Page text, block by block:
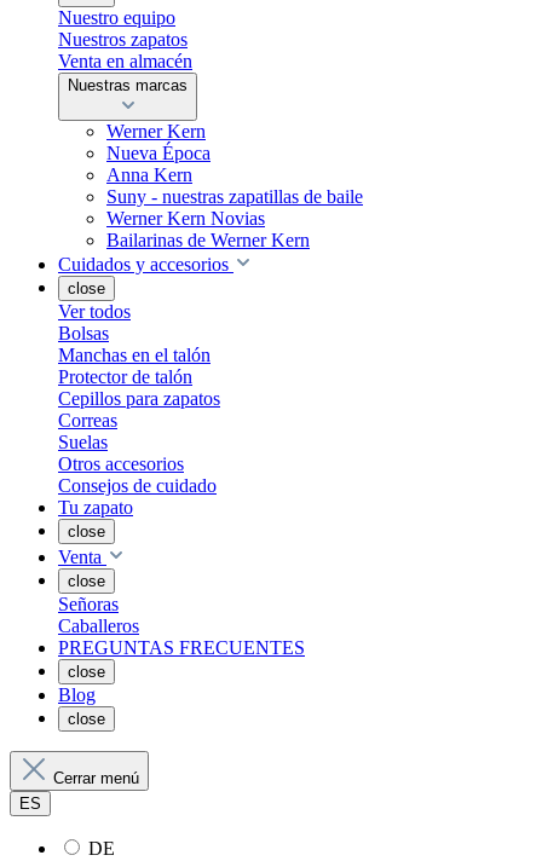
Nuestro equipo
Nuestros zapatos
Venta en almacén
Nuestras marcas
Werner Kern
Nueva Época
Anna Kern
Suny - nuestras zapatillas de baile
Werner Kern Novias
Bailarinas de Werner Kern
Cuidados y accesorios
close
Ver todos
Bolsas
Manchas en el talón
Protector de talón
Cepillos para zapatos
Correas
Suelas
Otros accesorios
Consejos de cuidado
Tu zapato
close
Venta
close
Señoras
Caballeros
PREGUNTAS FRECUENTES
close
Blog
close
Cerrar menú
ES
DE